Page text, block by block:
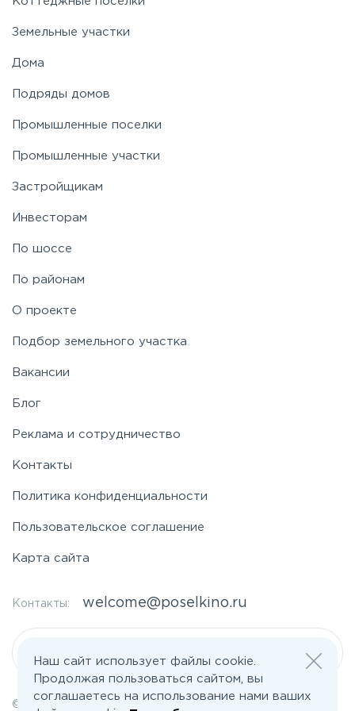
Земельные участки
Дома
Подряды домов
Промышленные поселки
Промышленные участки
Застройщикам
Инвесторам
По шоссе
По районам
О проекте
Подбор земельного участка
Вакансии
Блог
Реклама и сотрудничество
Контакты
Политика конфиденциальности
Пользовательское соглашение
Карта сайта
Контакты: welcome@poselkino.ru
© 2026 Все права защищены | poselkino.ru
Наш сайт использует файлы cookie.
Продолжая пользоваться сайтом, вы
соглашаетесь на использование нами ваших